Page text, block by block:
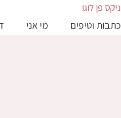
כתבות וטיפים מי אני